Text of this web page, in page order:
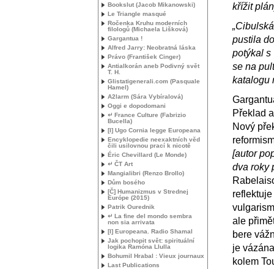
křížit
pustila
potýkal s
se na
katalogu
Překlad
Nový
[autor
dva roky
ale
bere
je
kolem
Bookslut (Jacob Mikanowski)
Le Triangle masqué
Ročenka Kruhu moderních
filologů (Michaela Lišková)
Gargantua !
Alfred Jarry: Neobratná láska
Právo (František Cinger)
Antialkorán aneb Podivný svět
T. H.
Glistatigenerali.com (Pasquale
Hamel)
A2larm (Sára Vybíralová)
Oggi e dopodomani
↵ France Culture (Fabrizio
Bucella)
[I] Ugo Cornia legge Europeana
Encyklopedie neexaktních věd
čili usilovnou prací k nicotě
Éric Chevillard (Le Monde)
↵ ČT Art
Mangialibri (Renzo Brollo)
Dům bosého
[Č] Humanizmus v Strednej
Európe (2015)
Patrik Ourednik
↵ La fine del mondo sembra
non sia arrivata
[I] Europeana. Radio Shamal
Jak pochopit svět: spirituální
logika Ramóna Llulla
Bohumil Hrabal : Vieux journaux
Last Publications